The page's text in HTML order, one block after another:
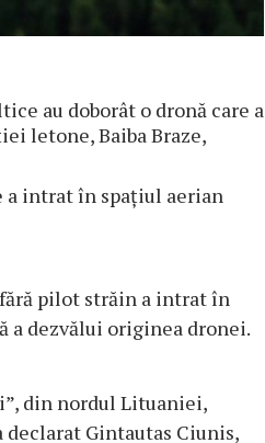
au doborât o dronă care a
letone, Baiba Braze,
a intrat în spaţiul aerian
pilot străin a intrat în
a dezvălui originea dronei.
din nordul Lituaniei,
Gintautas Ciunis,